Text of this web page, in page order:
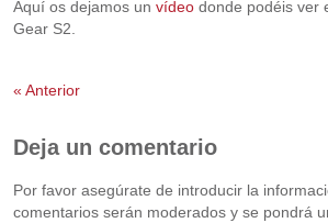
Aquí os dejamos un vídeodonde podéis ver
Gear S2.
« Anterior
Deja un comentario
Por favor asegúrate de introducir la
comentarios serán moderados y se pondrá